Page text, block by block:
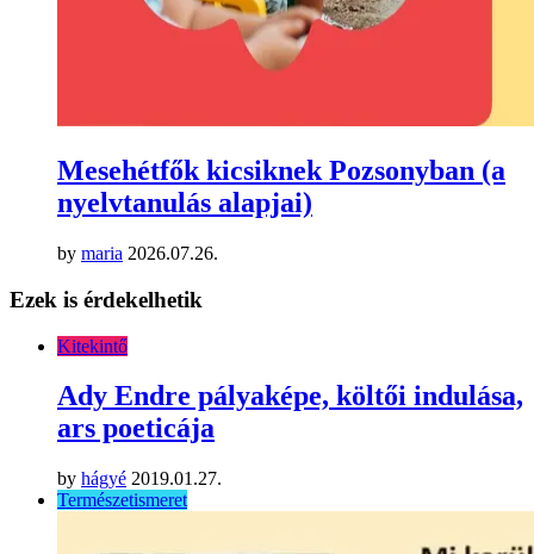
Mesehétfők kicsiknek Pozsonyban (a
nyelvtanulás alapjai)
by maria 2026.07.26.
Ezek is érdekelhetik
Kitekintő
Ady Endre pályaképe, költői indulása,
ars poeticája
by hágyé 2019.01.27.
Természetismeret